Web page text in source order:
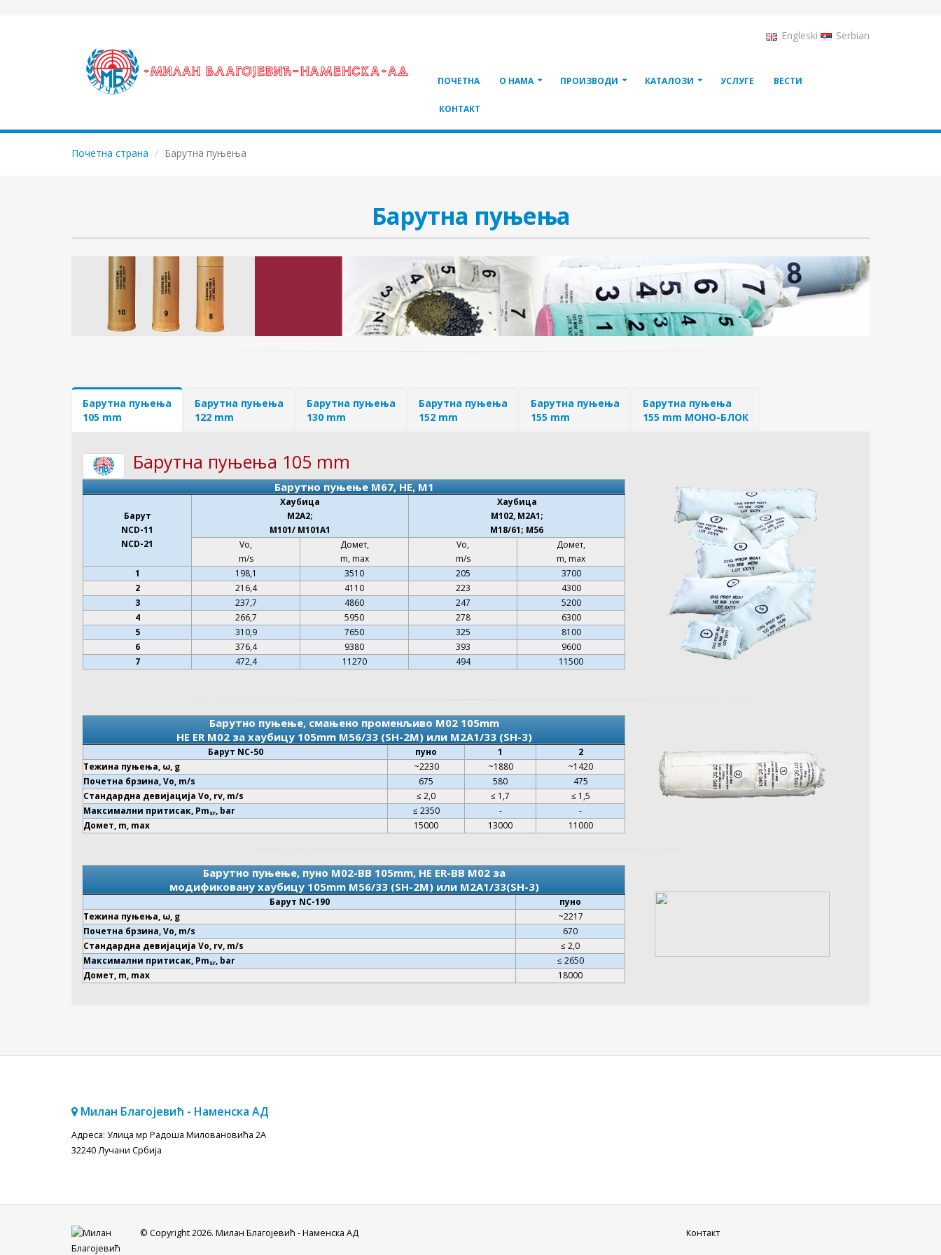
Engleski Serbian
ПОЧЕТНА О НАМА ПРОИЗВОДИ КАТАЛОЗИ УСЛУГЕ ВЕСТИ
КОНТАКТ
Почетна страна Барутна пуњења
Барутна пуњења
Барутна пуњења
105 mm
Барутна пуњења
122 mm
Барутна пуњења
130 mm
Барутна пуњења
152 mm
Барутна пуњења
155 mm
Барутна пуњења
155 mm МОНО-БЛОК
Барутна пуњења 105 mm
Барутно пуњење M67, HE, M1
Барут
NCD-11
NCD-21
Хаубица
M2A2;
M101/ M101A1
Хаубица
M102, M2A1;
M18/61; M56
Vo,
m/s
Домет,
m, max
Vo,
m/s
Домет,
m, max
1
198,1 3510 205
3700
2
216,4 4110 223
4300
3
237,7 4860 247
5200
4
266,7 5950 278
6300
5
310,9 7650 325
8100
6
376,4 9380 393
9600
7
472,4 11270 494 11500
Барутно пуњење, смањено променљиво M02 105mm
HE ER M02 за хаубицу 105mm M56/33 (SH-2M) или M2A1/33 (SH-3)
Барут NC-50 пуно 1
2
Тежина пуњења, ω, g
~2230 ~1880
~1420
Почетна брзина, Vo, m/s
675 580
475
Стандардна девијација Vo, rv, m/s
≤ 2,0 ≤ 1,7
≤ 1,5
Максимални притисак, Pmsr, bar ≤ 2350 -
-
Домет, m, max
15000 13000 11000
Барутно пуњење, пуно M02-BB 105mm, HE ER-BB M02 за
модификовану хаубицу 105mm M56/33 (SH-2M) или M2A1/33(SH-3)
Барут NC-190
пуно
Тежина пуњења, ω, g
~2217
Почетна брзина, Vo, m/s
670
Стандардна девијација Vo, rv, m/s
≤ 2,0
Максимални притисак, Pmsr, bar
≤ 2650
Домет, m, max
18000
Милан Благојевић - Наменска АД
Адреса: Улица мр Радоша Миловановића 2A
32240 Лучани Србија
© Copyright 2026. Милан Благојевић - Наменска АД Контакт